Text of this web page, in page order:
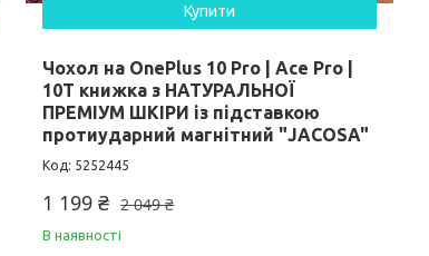
Купити
Чохол на OnePlus 10 Pro | Ace Pro |
10T книжка з НАТУРАЛЬНОЇ
ПРЕМІУМ ШКІРИ із підставкою
протиударний магнітний "JACOSA"
5252445
2 049 ₴
1 199 ₴
В наявності